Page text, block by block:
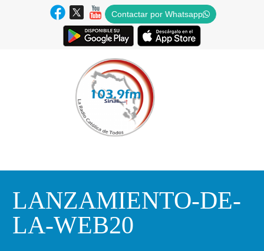
Contactar por Whatsapp
LANZAMIENTO-DE-
LA-WEB20